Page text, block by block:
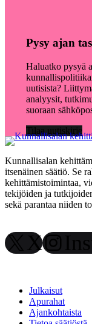
Pysy ajan
Haluatko pysyä
uutisista?
analyysit,
suoraan
Tilaa uutiskirje
Kunnallisalan
itsenäinen säätiö. Se
kehittämistoimintaa,
tekijöiden ja
sekä parantaa niiden
X
Julkaisut
Apurahat
Ajankohtaista